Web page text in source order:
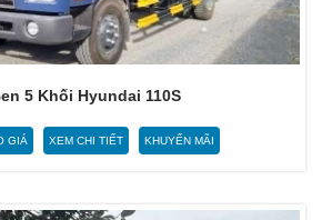
5 Khối Hyundai 110S
GIÁ XEM CHI TIẾT KHUYẾN MÃI